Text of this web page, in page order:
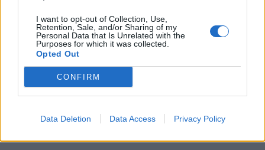
I want to opt-out of Collection, Use,
Retention, Sale, and/or Sharing of my
Personal Data that Is Unrelated with the
Purposes for which it was collected.
Opted Out
CONFIRM
Data Deletion Data Access Privacy Policy